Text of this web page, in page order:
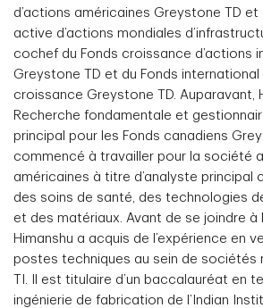
d’actions américaines Greystone TD
active d’actions mondiales
cochef du Fonds croissance d’actions
Greystone TD et du Fonds international
croissance Greystone TD. Auparavant,
Recherche fondamentale et
principal pour les Fonds canadiens
commencé à travailler pour la société
américaines à titre d’analyste principal
des soins de santé, des technologies
et des matériaux. Avant de se joindre à
Himanshu a acquis de l’expérience en
postes techniques au sein de sociétés
TI. Il est titulaire d’un baccalauréat en
ingénierie de fabrication de l’Indian